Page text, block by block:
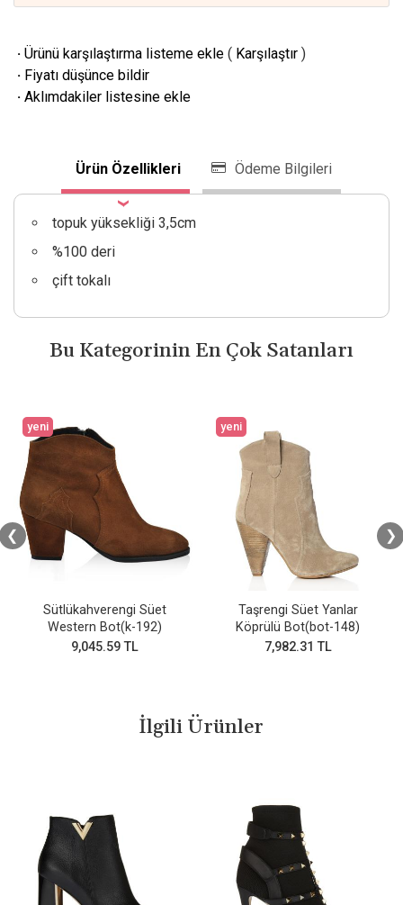
· Ürünü karşılaştırma listeme ekle( Karşılaştır)
· Fiyatı düşünce bildir
· Aklımdakiler listesine ekle
Ürün Özellikleri Ödeme Bilgileri
topuk yüksekliği 3,5cm
%100 deri
çift tokalı
Bu Kategorinin En Çok Satanları
yeni
Sütlükahverengi Süet
Western Bot(k-192)
9,045.59 TL
yeni
Taşrengi Süet Yanlar
Köprülü Bot(bot-148)
7,982.31 TL
❮ ❯
İlgili Ürünler